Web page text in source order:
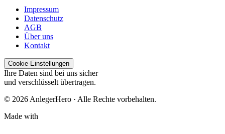
Impressum
Datenschutz
AGB
Über uns
Kontakt
Cookie-Einstellungen
Ihre Daten sind bei uns sicher
und verschlüsselt übertragen.
© 2026 AnlegerHero · Alle Rechte vorbehalten.
Made with